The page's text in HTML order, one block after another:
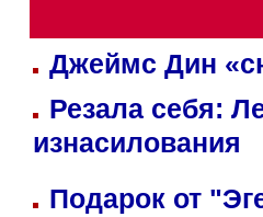
Джеймс Дин
Резала себя:
изнасилования
Подарок от